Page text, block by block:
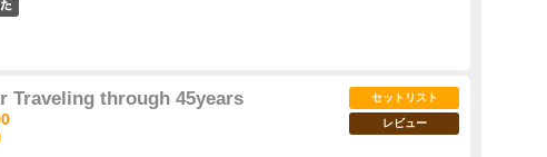
Traveling through 45years セットリスト
レビュー